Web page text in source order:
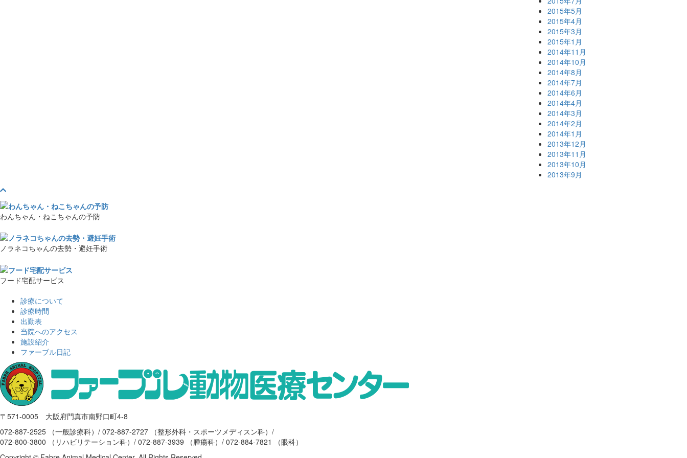
2015年5月
2015年4月
2015年3月
2015年1月
2014年11月
2014年10月
2014年8月
2014年7月
2014年6月
2014年4月
2014年3月
2014年2月
2014年1月
2013年12月
2013年11月
2013年10月
2013年9月
わんちゃん・ねこちゃんの予防
ノラネコちゃんの去勢・避妊手術
フード宅配サービス
診療について
診療時間
出勤表
当院へのアクセス
施設紹介
ファーブル日記
〒571-0005 大阪府門真市南野口町4-8
072-887-2525 （一般診療科）/ 072-887-2727 （整形外科・スポーツメディスン科）/
072-800-3800 （リハビリテーション科）/ 072-887-3939 （腫瘍科）/ 072-884-7821 （眼科）